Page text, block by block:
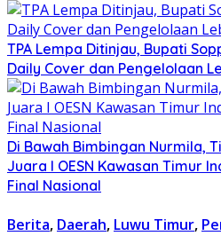
TPA Lempa Ditinjau, Bupati
Daily Cover dan Pengelolaan
Di Bawah Bimbingan Nurmila,
Juara I OESN Kawasan Timur
Final Nasional
Berita, Daerah, Luwu Timur,